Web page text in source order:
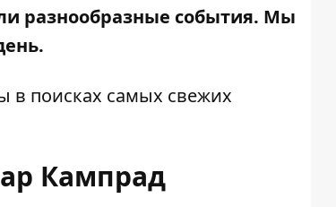
разнообразные события. Мы
в поисках самых свежих
Кампрад